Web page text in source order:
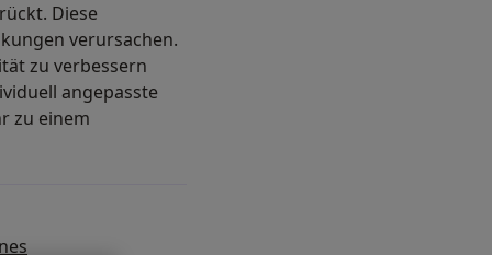
Diese
verursachen.
zu verbessern
angepasste
zu einem